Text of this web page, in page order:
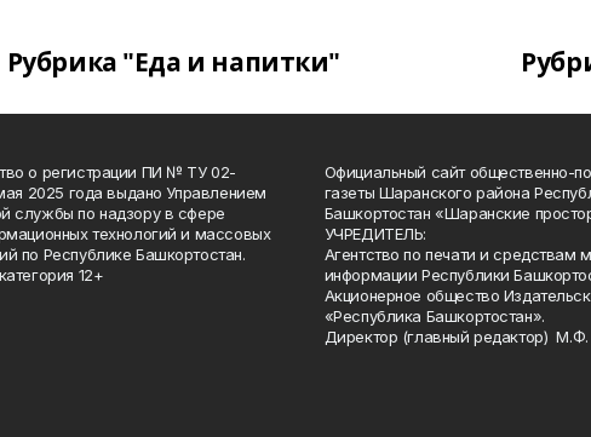
Рубрика "Еда и напитки"
о регистрации ПИ № ТУ 02-
2025 года выдано Управлением
службы по надзору в сфере
технологий и массовых
по Республике Башкортостан.
12+
Официальный сайт общественно-
газеты Шаранского района
Башкортостан «Шаранские
УЧРЕДИТЕЛЬ:
Агентство по печати и средствам
информации Республики
Акционерное общество
«Республика Башкортостан».
Директор (главный редактор)